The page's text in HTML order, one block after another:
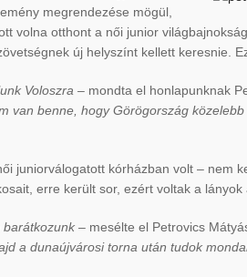
megrendezése mögül,
volna otthont a női junior
új helyszínt kellett keresnie.
Voloszra – mondta el honlapunknak
van benne, hogy Görögország
juniorválogatott kórházban volt – nem
erre került sor, ezért voltak a lányok
barátkozunk – mesélte el Petrovics
a dunaújvárosi torna után tudok